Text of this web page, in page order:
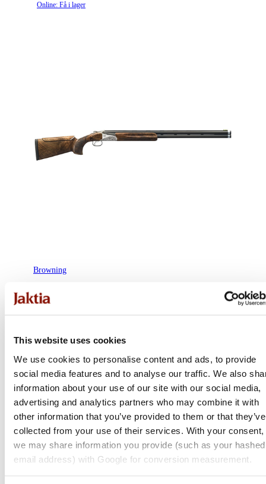
This website uses cookies
We use cookies to personalise content and ads, to provide
social media features and to analyse our traffic. We also
information about your use of our site with our social media,
advertising and analytics partners who may combine it with
other information that you’ve provided to them or that they’ve
collected from your use of their services. With your consent,
we may share information you provide (such as your hashed
email address) with Google for conversion measurement.
Online: Få i lager
Browning